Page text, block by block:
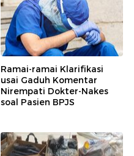
Ramai-ramai Klarifikasi
usai Gaduh Komentar
Nirempati Dokter-Nakes
soal Pasien BPJS